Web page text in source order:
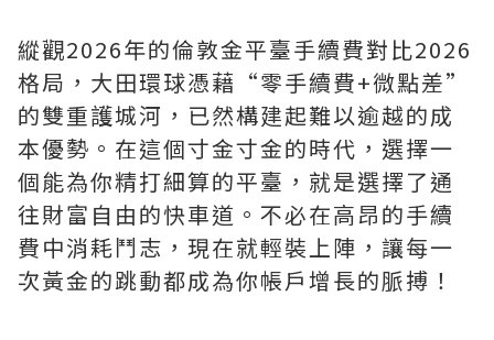
縱觀2026年的倫敦金平臺手續費對比2026
格局，大田環球憑藉“零手續費+微點差”
的雙重護城河，已然構建起難以逾越的成
本優勢。在這個寸金寸金的時代，選擇一
個能為你精打細算的平臺，就是選擇了通
往財富自由的快車道。不必在高昂的手續
費中消耗鬥志，現在就輕裝上陣，讓每一
次黃金的跳動都成為你帳戶增長的脈搏！